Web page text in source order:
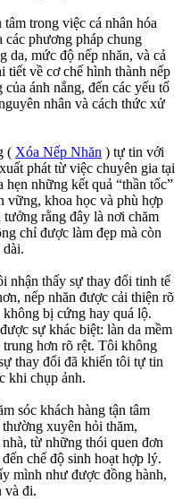
trong việc cá nhân hóa
phương pháp chung
da, mức độ nếp nhăn, và cả
tiết về cơ chế hình thành nếp
ánh nắng, đến các yếu tố
nhân và cách thức xử
( Xóa Nếp Nhăn ) tự tin với
phát từ việc chuyên gia tại
những kết quả “thần tốc”
vững, khoa học và phù hợp
rằng đây là nơi chăm
chỉ được làm đẹp mà còn
dài.
nhận thấy sự thay đổi tinh tế
nếp nhăn được cải thiện rõ
bị cứng hay quá lộ.
sự khác biệt: làn da mềm
hơn rõ rệt. Tôi không
thay đổi đã khiến tôi tự tin
khi chụp ảnh.
sóc khách hàng tận tâm
xuyên hỏi thăm,
từ những thói quen đơn
chế độ sinh hoạt hợp lý.
mình như được đồng hành,
và đi.